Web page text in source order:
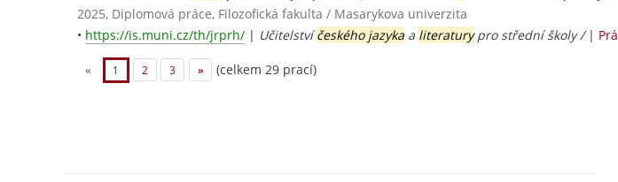
2025, Diplomová práce, Filozofická fakulta / Masarykova univerzita
• https://is.muni.cz/th/jrprh/ | Učitelstvíčeského jazyka a literaturypro střední školy / |
« 1 2 3 » (celkem 29 prací)